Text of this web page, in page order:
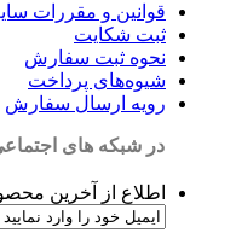
قوانین و مقررات
ثبت شکایت
نحوه ثبت سفارش
شیوه‌های پرداخت
رویه ارسال سفارش
در شبکه های
اطلاع از آخرین